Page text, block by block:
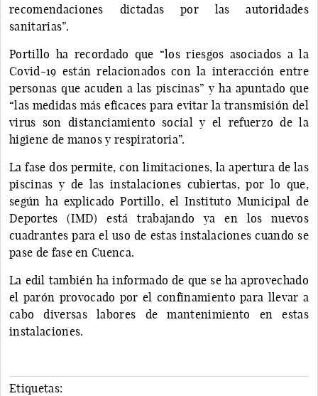
recomendaciones dictadas por las autoridades
sanitarias”.
Portillo ha recordado que “los riesgos asociados a la
Covid-19 están relacionados con la interacción entre
personas que acuden a las piscinas” y ha apuntado que
“las medidas más eficaces para evitar la transmisión del
virus son distanciamiento social y el refuerzo de la
higiene de manos y respiratoria”.
La fase dos permite, con limitaciones, la apertura de las
piscinas y de las instalaciones cubiertas, por lo que,
según ha explicado Portillo, el Instituto Municipal de
Deportes (IMD) está trabajando ya en los nuevos
cuadrantes para el uso de estas instalaciones cuando se
pase de fase en Cuenca.
La edil también ha informado de que se ha aprovechado
el parón provocado por el confinamiento para llevar a
cabo diversas labores de mantenimiento en estas
instalaciones.
Etiquetas: